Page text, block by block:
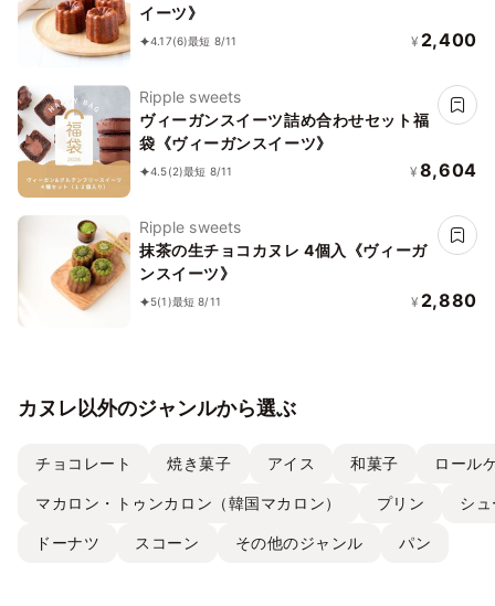
イーツ》
4.17(6)最短 8/11 ¥ 2,400
Ripple sweets
ヴィーガンスイーツ詰め合わせセット福
袋《ヴィーガンスイーツ》
4.5(2)最短 8/11 ¥ 8,604
Ripple sweets
抹茶の生チョコカヌレ 4個入《ヴィーガ
ンスイーツ》
5(1)最短 8/11 ¥ 2,880
カヌレ以外のジャンルから選ぶ
チョコレート 焼き菓子 アイス 和菓子 ロール
マカロン・トゥンカロン（韓国マカロン） プリン シ
ドーナツ スコーン その他のジャンル パン